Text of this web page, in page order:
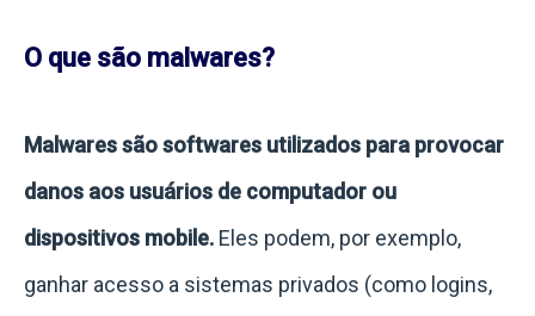
O que são malwares?
Malwares são softwares utilizados para provocar
danos aos usuários de computador ou
dispositivos mobile. Eles podem, por exemplo,
ganhar acesso a sistemas privados (como logins,